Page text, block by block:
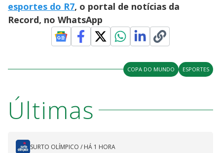
d
e
o
esportes do R7, o portal de notícias da
Record, no WhatsApp
COPA DO MUNDO ESPORTES
Últimas
SURTO OLÍMPICO / HÁ 1 HORA